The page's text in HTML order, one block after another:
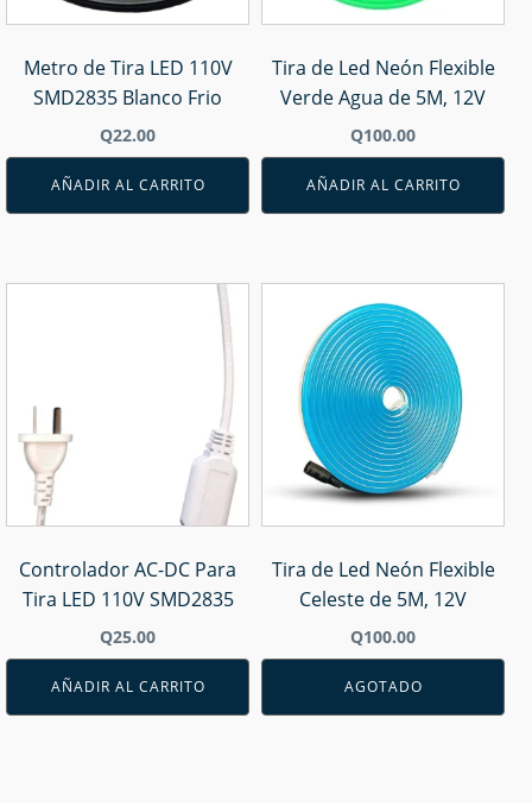
Metro de Tira LED 110V
SMD2835 Blanco Frio
Q22.00
AÑADIR AL CARRITO
Tira de Led Neón Flexible
Verde Agua de 5M, 12V
Q100.00
AÑADIR AL CARRITO
Controlador AC-DC Para
Tira LED 110V SMD2835
Q25.00
AÑADIR AL CARRITO
Tira de Led Neón Flexible
Celeste de 5M, 12V
Q100.00
AGOTADO